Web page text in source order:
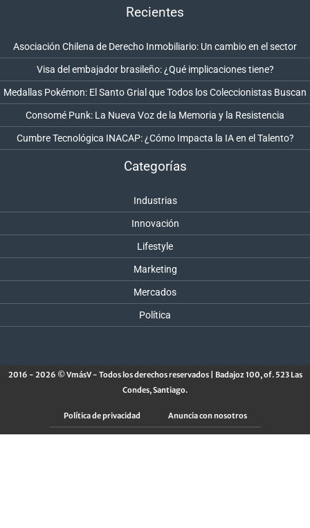
Recientes
Asociación Chilena de Derecho Inmobiliario: Un cambio en el sector
Visa del embajador brasileño: ¿Qué implicaciones tiene?
Medallas Pokémon: El Santo Grial que Todos los Coleccionistas Buscan
Consomé Punk: La Nueva Voz de la Memoria y la Resistencia
Cumbre Tecnológica INACAP: ¿Cómo Impacta la IA en el Talento?
Categorías
Industrias
Innovación
Lifestyle
Marketing
Mercados
Política
2016 - 2026 © VmásV - Todos los derechos reservados | Badajoz 100, of. 523 Las
Condes, Santiago.
Política de privacidad Anuncia con nosotros